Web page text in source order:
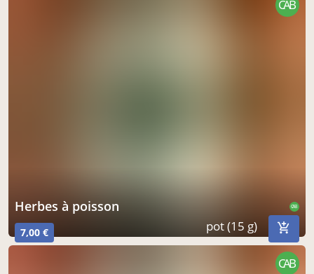
herbes à poisson CAB
7,00 € pot (15 g)
CAB
CAB